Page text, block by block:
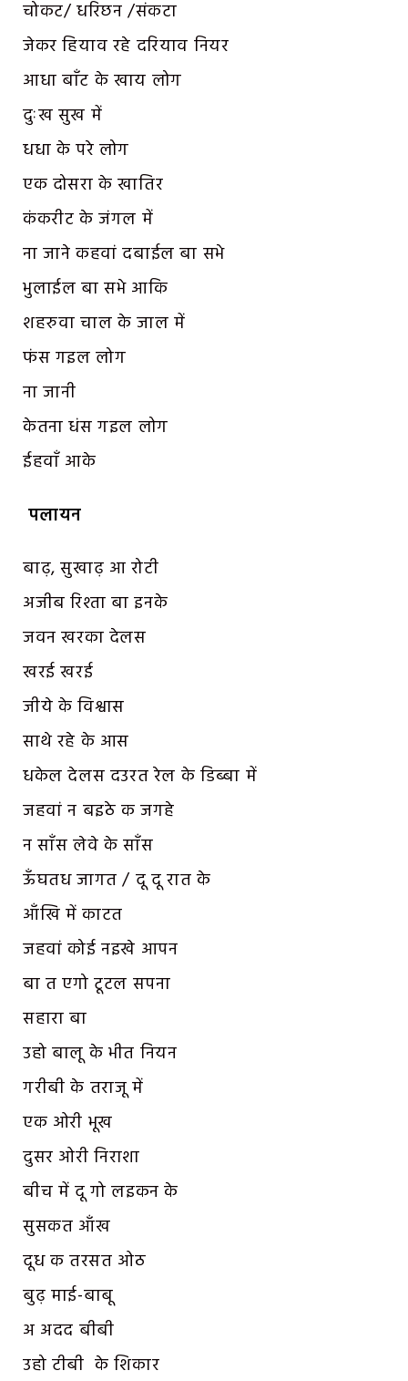
चोकट/ धरिछन /संकटा
जेकर हियाव रहे दरियाव नियर
आधा बाँट के खाय लोग
दुःख सुख में
धधा के परे लोग
एक दोसरा के खातिर
कंकरीट के जंगल में
ना जाने कहवां दबाईल बा सभे
भुलाईल बा सभे आकि
शहरुवा चाल के जाल में
फंस गइल लोग
ना जानी
केतना धंस गइल लोग
ईहवाँ आके
पलायन
बाढ़, सुखाढ़ आ रोटी
अजीब रिश्ता बा इनके
जवन खरका देलस
खरई खरई
जीये के विश्वास
साथे रहे के आस
धकेल देलस दउरत रेल के डिब्बा में
जहवां न बइठे क जगहे
न साँस लेवे के साँस
ऊँघतध जागत / दू दू रात के
आँखि में काटत
जहवां कोई नइखे आपन
बा त एगो टूटल सपना
सहारा बा
उहो बालू के भीत नियन
गरीबी के तराजू में
एक ओरी भूख
दुसर ओरी निराशा
बीच में दू गो लइकन के
सुसकत आँख
दूध क तरसत ओठ
बुढ़ माई-बाबू
अ अदद बीबी
उहो टीबी के शिकार